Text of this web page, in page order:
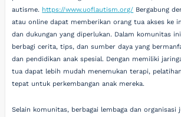
autisme. https://www.uoflautism.org/ Bergabung
atau online dapat memberikan orang tua akses ke
dan dukungan yang diperlukan. Dalam komunitas
berbagi cerita, tips, dan sumber daya yang
dan pendidikan anak spesial. Dengan memiliki
tua dapat lebih mudah menemukan terapi,
tepat untuk perkembangan anak mereka.
Selain komunitas, berbagai lembaga dan organisasi